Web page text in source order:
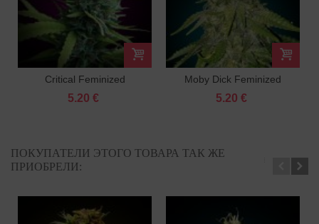
Critical Feminized
5.20 €
Moby Dick Feminized
5.20 €
ПОКУПАТЕЛИ ЭТОГО ТОВАРА ТАК ЖЕ
ПРИОБРЕЛИ: